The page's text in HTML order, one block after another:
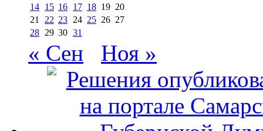
14 15 16 17 18 19 20
21 22 23 24 25 26 27
28 29 30 31
« Сен Ноя »